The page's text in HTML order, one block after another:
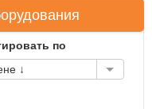
по
↓